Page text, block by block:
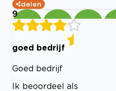
delen
9
goed bedrijf
Goed bedrijf
Ik beoordeel als